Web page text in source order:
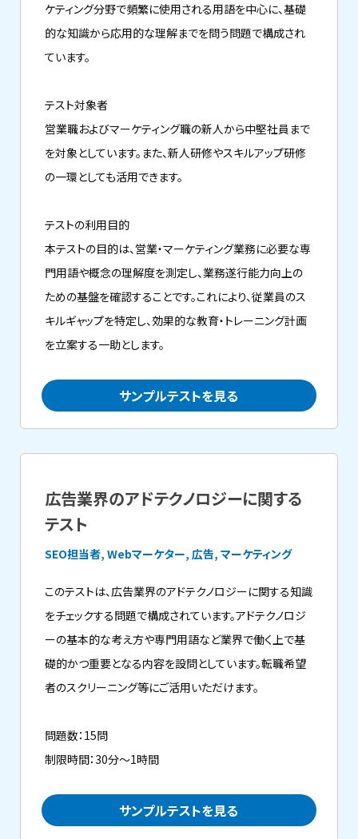
ケティング分野で頻繁に使用される用語を中心に、基礎
的な知識から応用的な理解までを問う問題で構成され
ています。
テスト対象者
営業職およびマーケティング職の新人から中堅社員まで
を対象としています。また、新人研修やスキルアップ研修
の一環としても活用できます。
テストの利用目的
本テストの目的は、営業・マーケティング業務に必要な専
門用語や概念の理解度を測定し、業務遂行能力向上の
ための基盤を確認することです。これにより、従業員のス
キルギャップを特定し、効果的な教育・トレーニング計画
を立案する一助とします。
サンプルテストを見る
広告業界のアドテクノロジーに関する
テスト
SEO担当者, Webマーケター, 広告, マーケティング
このテストは、広告業界のアドテクノロジーに関する知識
をチェックする問題で構成されています。アドテクノロジ
ーの基本的な考え方や専門用語など業界で働く上で基
礎的かつ重要となる内容を設問としています。転職希望
者のスクリーニング等にご活用いただけます。
問題数：15問
制限時間：30分～1時間
サンプルテストを見る